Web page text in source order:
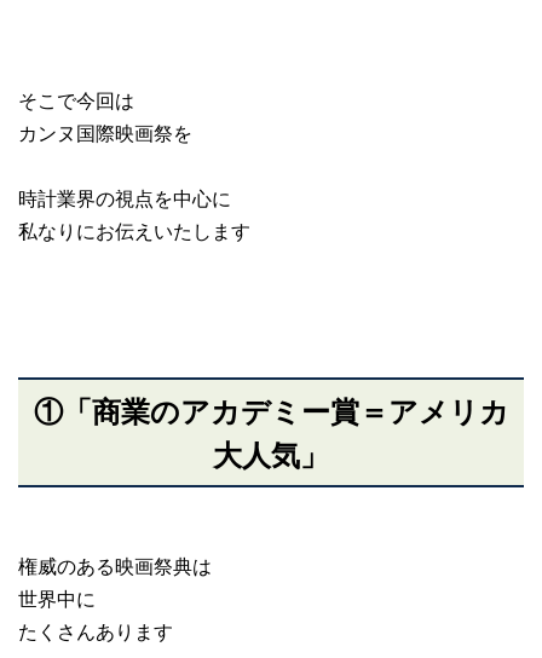
そこで今回は
カンヌ国際映画祭を
時計業界の視点を中心に
私なりにお伝えいたします
①「商業のアカデミー賞＝アメリカ
大人気」
権威のある映画祭典は
世界中に
たくさんあります